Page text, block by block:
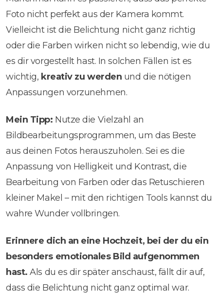
Foto nicht perfekt aus der Kamera kommt.
Vielleicht ist die Belichtung nicht ganz richtig
oder die Farben wirken nicht so lebendig, wie du
es dir vorgestellt hast. In solchen Fällen ist es
wichtig, kreativ zu werden und die nötigen
Anpassungen vorzunehmen.
Mein Tipp: Nutze die Vielzahl an
Bildbearbeitungsprogrammen, um das Beste
aus deinen Fotos herauszuholen. Sei es die
Anpassung von Helligkeit und Kontrast, die
Bearbeitung von Farben oder das Retuschieren
kleiner Makel – mit den richtigen Tools kannst du
wahre Wunder vollbringen.
Erinnere dich an eine Hochzeit, bei der du ein
besonders emotionales Bild aufgenommen
hast. Als du es dir später anschaust, fällt dir auf,
dass die Belichtung nicht ganz optimal war.